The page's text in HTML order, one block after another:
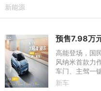
的“大美智能国
新能源
高能登场，国
风纳米首款力
车门、主驾一
一电驱等四项
新车